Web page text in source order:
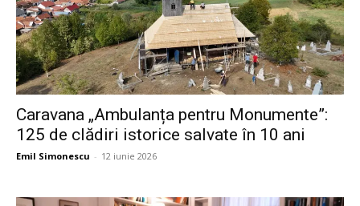
Caravana „Ambulanța pentru Monumente”:
125 de clădiri istorice salvate în 10 ani
Emil Simonescu - 12 iunie 2026